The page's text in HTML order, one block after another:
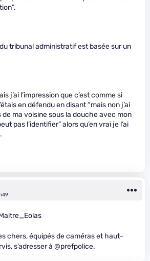
tribunal administratif est basée sur un
j’ai l’impression que c’est comme si
en défendu en disant “mais non j’ai
de ma voisine sous la douche avec mon
pas l’identifier” alors qu’en vrai je l’ai
chers, équipés de caméras et haut-
s’adresser à @prefpolice.